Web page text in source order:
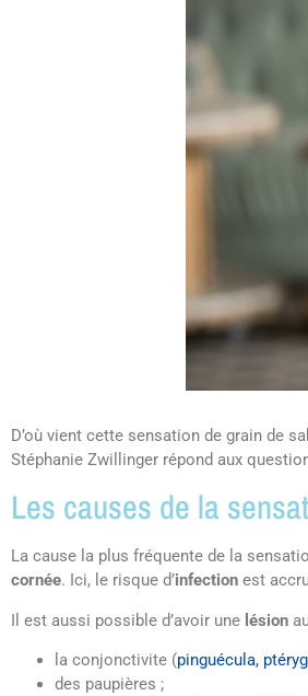
D’où vient cette sensation de grain de
Stéphanie Zwillinger répond aux
Les causes de la
La cause la plus fréquente de la
cornée. Ici, le risque d’infection est
Il est aussi possible d’avoir une lésion
la conjonctivite (pinguécula,
des paupières ;